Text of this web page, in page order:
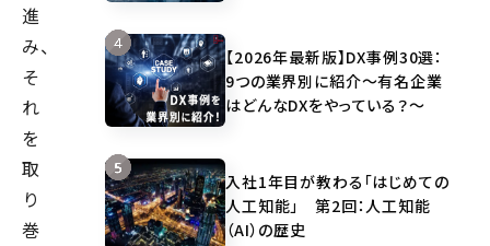
進
み、
そ
れ
を
取
り
巻
【2026年最新版】DX事例30選：
9つの業界別に紹介～有名企業
はどんなDXをやっている？～
入社1年目が教わる「はじめての
人工知能」 第2回：人工知能
（AI）の歴史